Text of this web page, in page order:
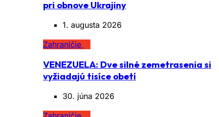
pri obnove Ukrajiny
1. augusta 2026
Zahraničie
VENEZUELA: Dve silné zemetrasenia si
vyžiadajú tisíce obetí
30. júna 2026